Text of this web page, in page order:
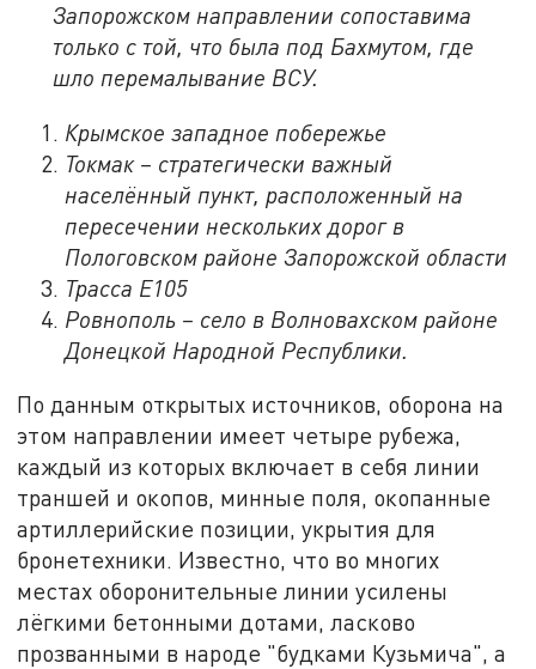
Запорожском направлении сопоставима
только с той, что была под Бахмутом, где
шло перемалывание ВСУ.
Крымское западное побережье
Токмак – стратегически важный
населённый пункт, расположенный на
пересечении нескольких дорог в
Пологовском районе Запорожской области
Трасса Е105
Ровнополь – село в Волновахском районе
Донецкой Народной Республики.
По данным открытых источников, оборона на
этом направлении имеет четыре рубежа,
каждый из которых включает в себя линии
траншей и окопов, минные поля, окопанные
артиллерийские позиции, укрытия для
бронетехники. Известно, что во многих
местах оборонительные линии усилены
лёгкими бетонными дотами, ласково
прозванными в народе "будками Кузьмича", а